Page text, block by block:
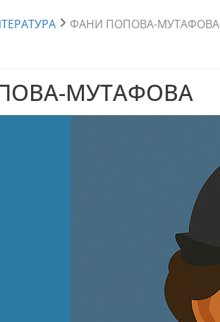
ФАНИ ПОПОВА-МУТАФОВА
МУТАФОВА